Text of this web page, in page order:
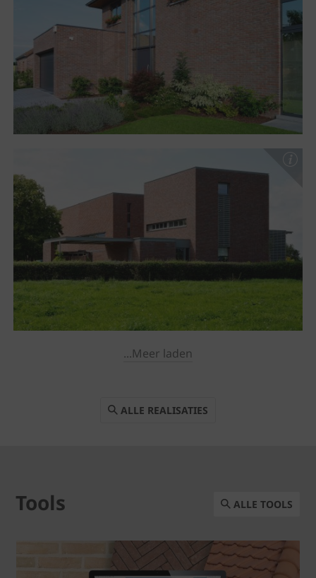
...Meer laden
ALLE REALISATIES
Tools ALLE TOOLS